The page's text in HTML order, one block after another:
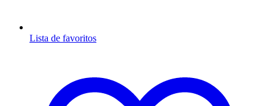
Lista de favoritos